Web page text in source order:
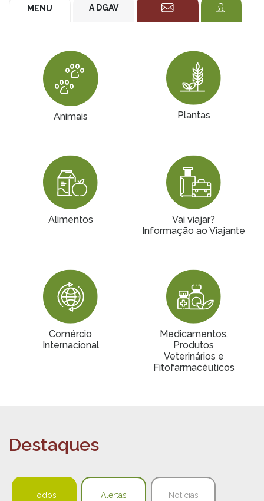
MENU A DGAV
Animais Plantas
Alimentos
Vai viajar?
Informação ao Viajante
Comércio
Internacional
Medicamentos,
Produtos
Veterinários e
Fitofarmacêuticos
Destaques
Todos Alertas Notícias